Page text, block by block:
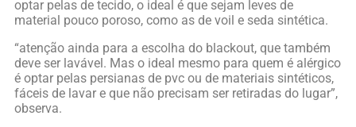
optar pelas de tecido, o ideal é que sejam leves de
material pouco poroso, como as de voil e seda sintética.
“atenção ainda para a escolha do blackout, que também
deve ser lavável. Mas o ideal mesmo para quem é alérgico
é optar pelas persianas de pvc ou de materiais sintéticos,
fáceis de lavar e que não precisam ser retiradas do lugar”,
observa.